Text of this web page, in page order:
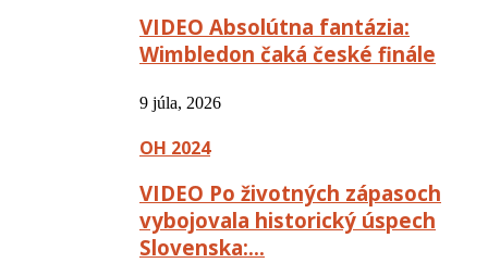
VIDEO Absolútna fantázia:
Wimbledon čaká české finále
9 júla, 2026
OH 2024
VIDEO Po životných zápasoch
vybojovala historický úspech
Slovenska:…